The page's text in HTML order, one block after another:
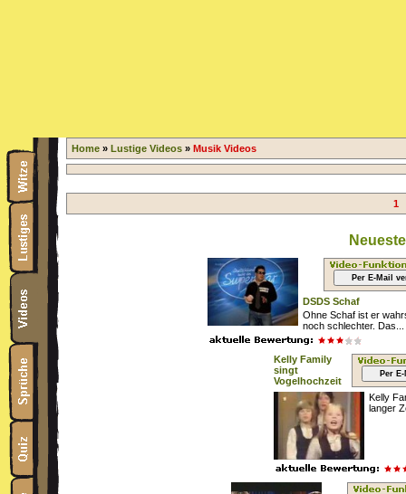
Home » Lustige Videos » Musik Videos
1
Per E-Mail
DSDS Schaf
Ohne Schaf ist er
noch schlechter. Das...
Per
Kelly Family
singt
Vogelhochzeit
Kelly
langer